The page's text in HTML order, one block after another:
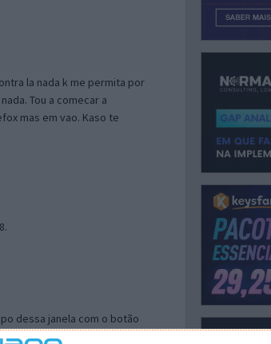
la nada k me permita por
Tou a comecar a
mas em vao. Kaso te
dessa janela com o botão
‘Personalizar’ aí